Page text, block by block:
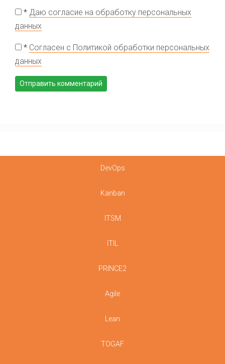
* Даю согласие на обработку персональных
данных
* Согласен с Политикой обработки персональных
данных
DevOps
Kanban
ITSM
ITIL
PRINCE2
Agile
Lean
TOGAF